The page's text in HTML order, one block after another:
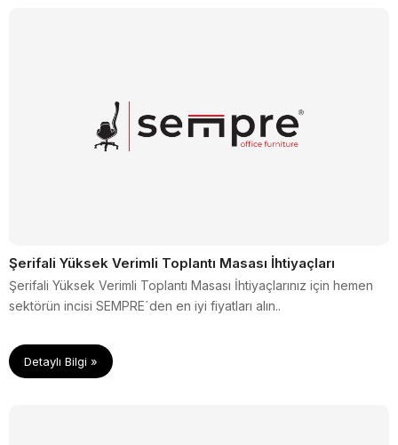
Şerifali Yüksek Verimli Toplantı Masası İhtiyaçları
Şerifali Yüksek Verimli Toplantı Masası İhtiyaçlarınız için hemen
sektörün incisi SEMPRE´den en iyi fiyatları alın..
Detaylı Bilgi »